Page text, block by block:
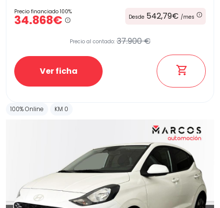
Precio financiado 100%
34.868€ Desde 542,79€ /mes
Precio al contado: 37.900 €
Ver ficha
100% Online KM 0